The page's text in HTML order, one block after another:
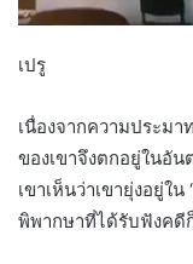
เปรู
เนื่องจากความประม
ของเขาจึงตกอยู่ในอัน
เขาเห็นว่าเขายุ่งอยู่ใ
พิพากษาที่ได้รับฟังคดี